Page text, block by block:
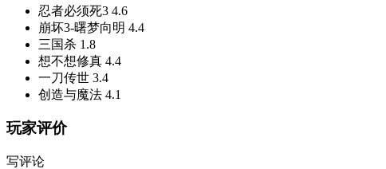
忍者必须死3 4.6
崩坏3-曙梦向明 4.4
三国杀 1.8
想不想修真 4.4
一刀传世 3.4
创造与魔法 4.1
玩家评价
写评论